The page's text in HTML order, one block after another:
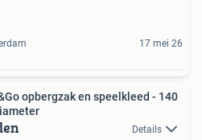
17 mei 26
opbergzak en speelkleed - 140
Details